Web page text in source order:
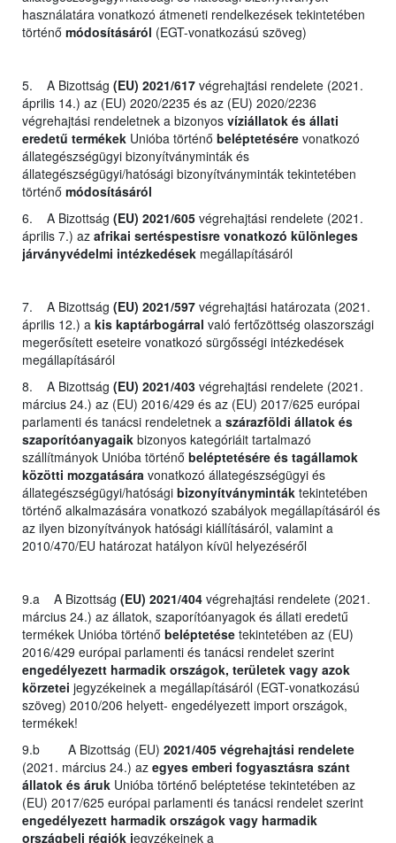
használatára vonatkozó átmeneti rendelkezések tekintetében
történő módosításáról (EGT-vonatkozású szöveg)
5. A Bizottság (EU) 2021/617 végrehajtási rendelete (2021.
április 14.) az (EU) 2020/2235 és az (EU) 2020/2236
végrehajtási rendeletnek a bizonyos víziállatok és állati
eredetű termékek Unióba történő beléptetésére vonatkozó
állategészségügyi bizonyítványminták és
állategészségügyi/hatósági bizonyítványminták tekintetében
történő módosításáról
6. A Bizottság (EU) 2021/605 végrehajtási rendelete (2021.
április 7.) az afrikai sertéspestisre vonatkozó különleges
járványvédelmi intézkedések megállapításáról
7. A Bizottság (EU) 2021/597 végrehajtási határozata (2021.
április 12.) a kis kaptárbogárral való fertőzöttség olaszországi
megerősített eseteire vonatkozó sürgősségi intézkedések
megállapításáról
8. A Bizottság (EU) 2021/403 végrehajtási rendelete (2021.
március 24.) az (EU) 2016/429 és az (EU) 2017/625 európai
parlamenti és tanácsi rendeletnek a szárazföldi állatok és
szaporítóanyagaik bizonyos kategóriáit tartalmazó
szállítmányok Unióba történő beléptetésére és tagállamok
közötti mozgatására vonatkozó állategészségügyi és
állategészségügyi/hatósági bizonyítványminták tekintetében
történő alkalmazására vonatkozó szabályok megállapításáról és
az ilyen bizonyítványok hatósági kiállításáról, valamint a
2010/470/EU határozat hatályon kívül helyezéséről
9.a A Bizottság (EU) 2021/404 végrehajtási rendelete (2021.
március 24.) az állatok, szaporítóanyagok és állati eredetű
termékek Unióba történő beléptetése tekintetében az (EU)
2016/429 európai parlamenti és tanácsi rendelet szerint
engedélyezett harmadik országok, területek vagy azok
körzetei jegyzékeinek a megállapításáról (EGT-vonatkozású
szöveg) 2010/206 helyett- engedélyezett import országok,
termékek!
9.b A Bizottság (EU) 2021/405 végrehajtási rendelete
(2021. március 24.) az egyes emberi fogyasztásra szánt
állatok és áruk Unióba történő beléptetése tekintetében az
(EU) 2017/625 európai parlamenti és tanácsi rendelet szerint
engedélyezett harmadik országok vagy harmadik
országbeli régiók jegyzékeinek a